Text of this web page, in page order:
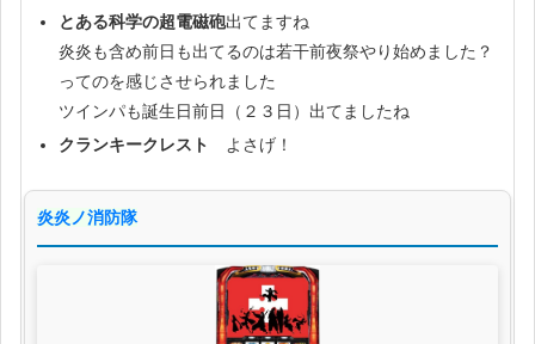
とある科学の超電磁砲出てますね
炎炎も含め前日も出てるのは若干前夜祭やり始めました？
ってのを感じさせられました
ツインパも誕生日前日（２３日）出てましたね
クランキークレスト
よさげ！
炎炎ノ消防隊